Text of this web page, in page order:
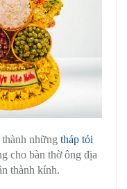
những tháp tỏi
cho bàn thờ ông địa
thành kính.